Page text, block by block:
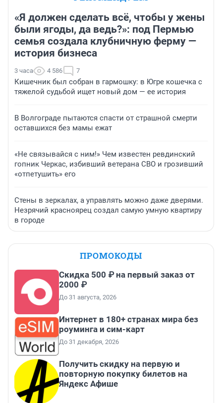
«Я должен сделать всё, чтобы у жены
были ягоды, да ведь?»: под Пермью
семья создала клубничную ферму —
история бизнеса
3 часа 4 586 7
Кишечник был собран в гармошку: в Югре кошечка с
тяжелой судьбой ищет новый дом — ее история
В Волгограде пытаются спасти от страшной смерти
оставшихся без мамы ежат
«Не связывайся с ним!» Чем известен ревдинский
гопник Черкас, избивший ветерана СВО и грозивший
«отпетушить» его
Стены в зеркалах, а управлять можно даже дверями.
Незрячий красноярец создал самую умную квартиру
в городе
ПРОМОКОДЫ
Скидка 500 ₽ на первый заказ от
2000 ₽
До 31 августа, 2026
Интернет в 180+ странах мира без
роуминга и сим-карт
До 31 декабря, 2026
Получить скидку на первую и
повторную покупку билетов на
Яндекс Афише